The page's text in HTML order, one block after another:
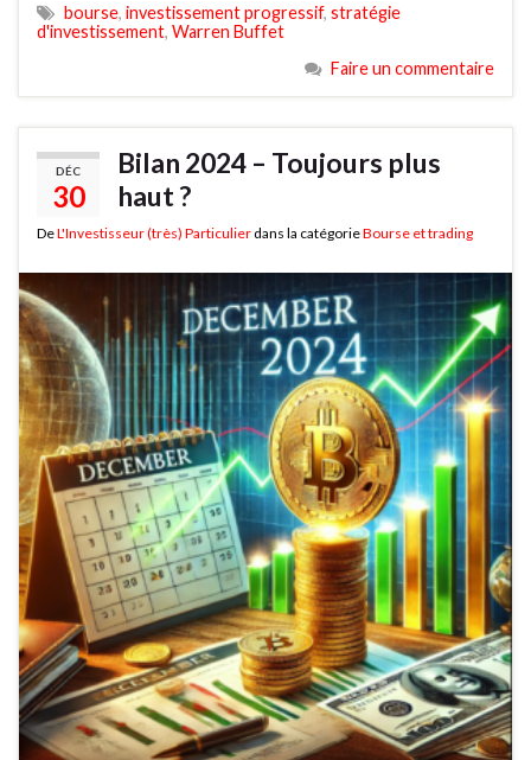
bourse, investissement progressif, stratégie
d'investissement, Warren Buffet
Faire un commentaire
DÉC
30
Bilan 2024 – Toujours plus
haut ?
DeL'Investisseur (très) Particulier dans la catégorieBourse et trading